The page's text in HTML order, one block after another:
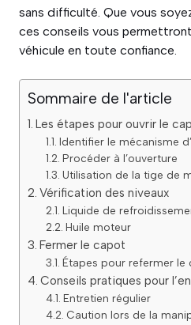
sans difficulté. Que vous
ces conseils vous
véhicule en toute confiance.
Sommaire de l'article
Les étapes pour ouvrir le
Identifier le mécanisme
Procéder à l’ouverture
Utilisation de la tige de
Vérification des niveaux
Liquide de
Huile moteur
Fermer le capot
Étapes pour refermer le
Conseils pratiques pour
Entretien régulier
Caution lors de la